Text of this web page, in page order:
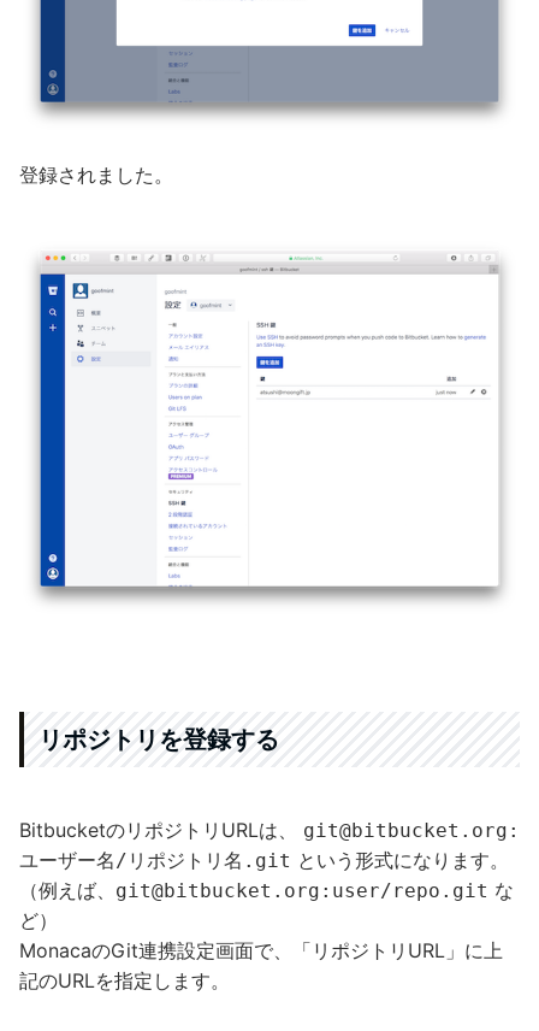
登録されました。
リポジトリを登録する
BitbucketのリポジトリURLは、 git@bitbucket.org:
ユーザー名/リポジトリ名.git という形式になります。
（例えば、 git@bitbucket.org:user/repo.git な
ど）
MonacaのGit連携設定画面で、「リポジトリURL」に上
記のURLを指定します。